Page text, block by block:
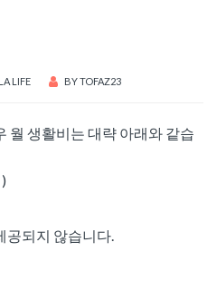
LA LIFE BYTOFAZ23
월 생활비는 대략 아래와 같습
공되지 않습니다.